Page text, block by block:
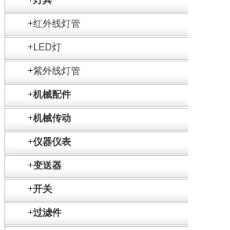
+红外线灯管
+LED灯
+紫外线灯管
+机械配件
+机械传动
+仪器仪表
+变送器
+开关
+过滤件